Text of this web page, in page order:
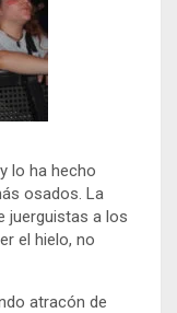
lo ha hecho
osados. La
juerguistas a los
el hielo, no
atracón de